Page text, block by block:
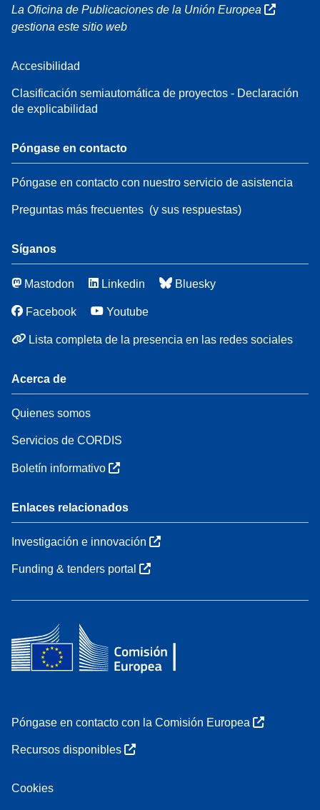
La Oficina de Publicaciones de la Unión Europea
gestiona este sitio web
Accesibilidad
Clasificación semiautomática de proyectos - Declaración
de explicabilidad
Póngase en contacto
Póngase en contacto con nuestro servicio de asistencia
Preguntas más frecuentes (y sus respuestas)
Síganos
Mastodon Linkedin Bluesky
Facebook Youtube
Lista completa de la presencia en las redes sociales
Acerca de
Quienes somos
Servicios de CORDIS
Boletín informativo
Enlaces relacionados
Investigación e innovación
Funding & tenders portal
Póngase en contacto con la Comisión Europea
Recursos disponibles
Cookies